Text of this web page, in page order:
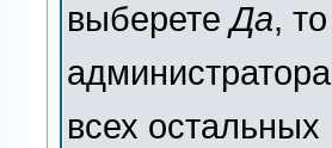
выберетеДа,
всех